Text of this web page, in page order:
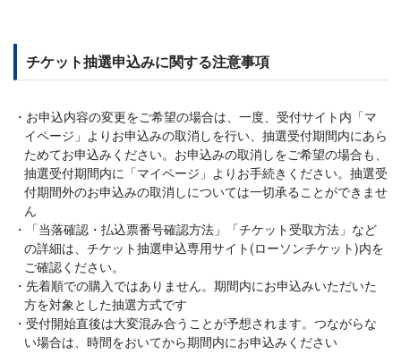
チケット抽選申込みに関する注意事項
お申込内容の変更をご希望の場合は、一度、受付サイト内「マ
イページ」よりお申込みの取消しを行い、抽選受付期間内にあら
ためてお申込みください。お申込みの取消しをご希望の場合も、
抽選受付期間内に「マイページ」よりお手続きください。抽選受
付期間外のお申込みの取消しについては一切承ることができませ
ん
「当落確認・払込票番号確認方法」「チケット受取方法」など
の詳細は、チケット抽選申込専用サイト(ローソンチケット)内を
ご確認ください。
先着順での購入ではありません。期間内にお申込みいただいた
方を対象とした抽選方式です
受付開始直後は大変混み合うことが予想されます。つながらな
い場合は、時間をおいてから期間内にお申込みください